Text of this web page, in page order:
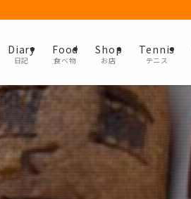
Diary
日記
Food
食べ物
Shop
お店
Tennis
テニス